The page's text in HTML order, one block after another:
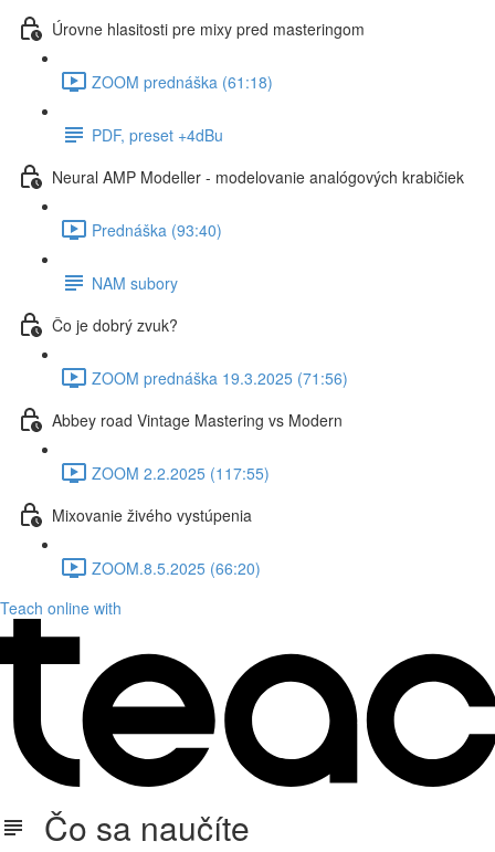
Úrovne hlasitosti pre mixy pred masteringom
ZOOM prednáška (61:18)
PDF, preset +4dBu
Neural AMP Modeller - modelovanie analógových krabičiek
Prednáška (93:40)
NAM subory
Čo je dobrý zvuk?
ZOOM prednáška 19.3.2025 (71:56)
Abbey road Vintage Mastering vs Modern
ZOOM 2.2.2025 (117:55)
Mixovanie živého vystúpenia
ZOOM.8.5.2025 (66:20)
Teach online with
Čo sa naučíte